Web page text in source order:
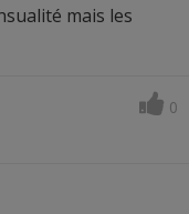
mais les
0